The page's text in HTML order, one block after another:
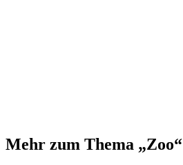
Mehr zum Thema „Zoo“